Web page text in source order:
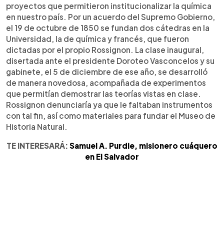
proyectos que permitieron institucionalizar la química
en nuestro país. Por un acuerdo del Supremo Gobierno,
el 19 de octubre de 1850 se fundan dos cátedras en la
Universidad, la de química y francés, que fueron
dictadas por el propio Rossignon. La clase inaugural,
disertada ante el presidente Doroteo Vasconcelos y su
gabinete, el 5 de diciembre de ese año, se desarrolló
de manera novedosa, acompañada de experimentos
que permitían demostrar las teorías vistas en clase.
Rossignon denunciaría ya que le faltaban instrumentos
con tal fin, así como materiales para fundar el Museo de
Historia Natural.
TE INTERESARÁ: Samuel A. Purdie, misionero cuáquero
en El Salvador